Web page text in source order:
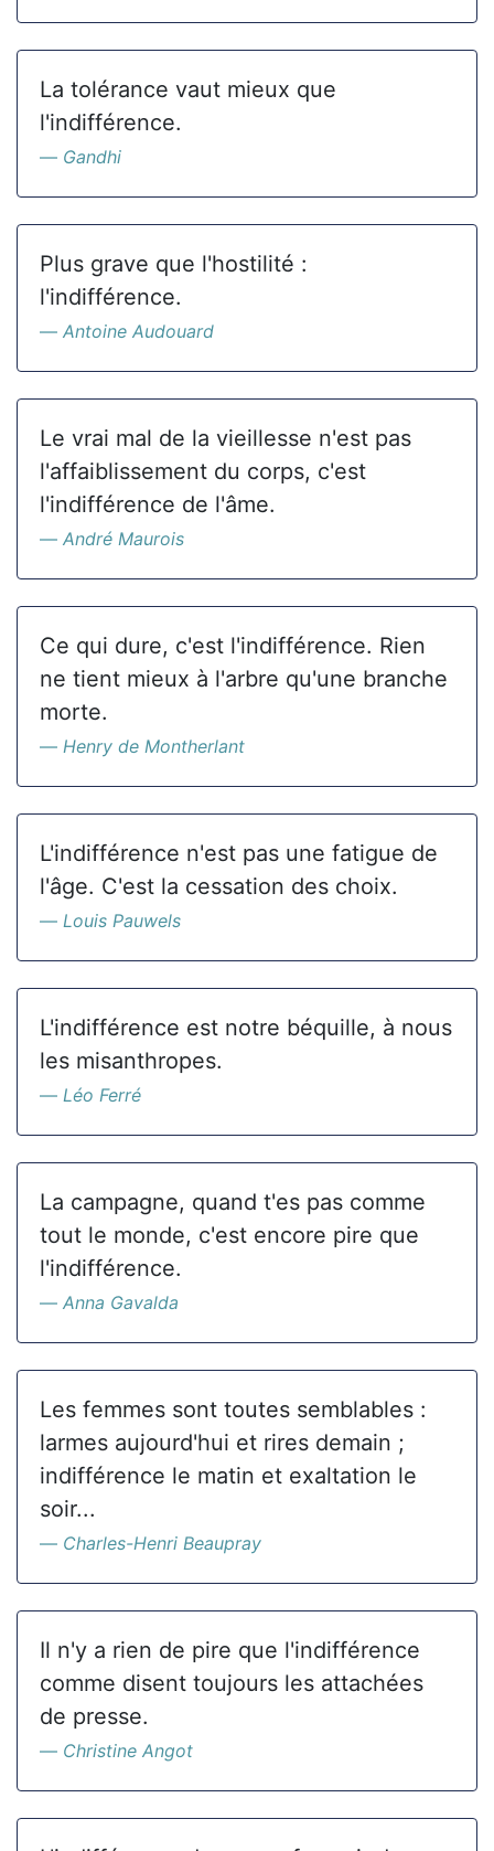
La tolérance vaut mieux que
l'indifférence.
Gandhi
Plus grave que l'hostilité :
l'indifférence.
Antoine Audouard
Le vrai mal de la vieillesse n'est pas
l'affaiblissement du corps, c'est
l'indifférence de l'âme.
André Maurois
Ce qui dure, c'est l'indifférence. Rien
ne tient mieux à l'arbre qu'une branche
morte.
Henry de Montherlant
L'indifférence n'est pas une fatigue de
l'âge. C'est la cessation des choix.
Louis Pauwels
L'indifférence est notre béquille, à nous
les misanthropes.
Léo Ferré
La campagne, quand t'es pas comme
tout le monde, c'est encore pire que
l'indifférence.
Anna Gavalda
Les femmes sont toutes semblables :
larmes aujourd'hui et rires demain ;
indifférence le matin et exaltation le
soir...
Charles-Henri Beaupray
Il n'y a rien de pire que l'indifférence
comme disent toujours les attachées
de presse.
Christine Angot